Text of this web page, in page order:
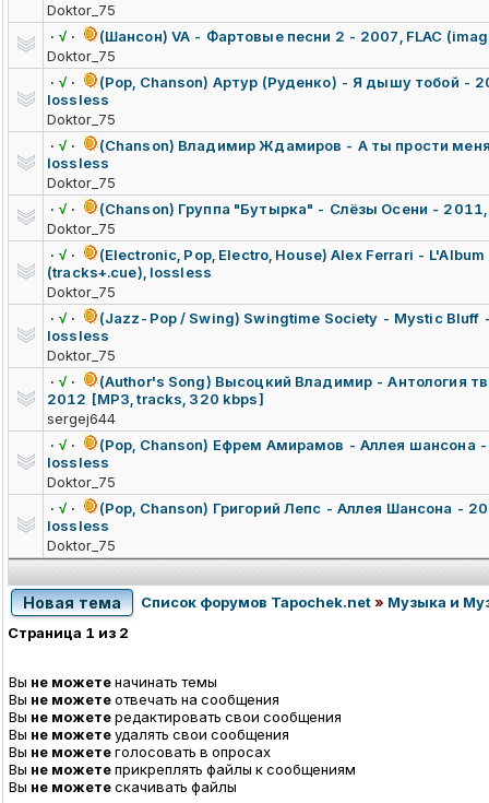
Doktor_75
· √ ·
(Шансон) VA - Фартовые песни 2 - 2007, FLAC
Doktor_75
· √ ·
(Pop, Chanson) Артур (Руденко) - Я дышу тобой -
lossless
Doktor_75
· √ ·
(Chanson) Владимир Ждамиров - А ты прости
lossless
Doktor_75
· √ ·
(Chanson) Группа "Бутырка" - Слёзы Осени - 2011,
Doktor_75
· √ · (Electronic, Pop, Electro, House) Alex Ferrari -
(tracks+.cue), lossless
Doktor_75
· √ ·
(Jazz-Pop / Swing) Swingtime Society - Mystic Bluff
lossless
Doktor_75
· √ ·
(Author's Song) Высоцкий Владимир - Антология
2012 [MP3, tracks, 320 kbps]
sergej644
· √ ·
(Pop, Chanson) Ефрем Амирамов - Аллея шансона -
lossless
Doktor_75
· √ ·
(Pop, Chanson) Григорий Лепс - Аллея Шансона -
lossless
Doktor_75
Новая тема Список форумов Tapochek.net» Музыка и
Страница 1 из 2
Вы не можетеначинать темы
Вы не можетеотвечать на сообщения
Вы не можетередактировать свои сообщения
Вы не можетеудалять свои сообщения
Вы не можетеголосовать в опросах
Вы не можетеприкреплять файлы к сообщениям
Вы не можетескачивать файлы